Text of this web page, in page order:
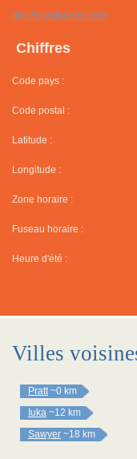
http://cityofprattks.com
Chiffres
Code pays :
Code postal :
Latitude :
Longitude :
Zone horaire :
Fuseau horaire :
Heure d'été :
Villes
Pratt ~0 km
Iuka ~12 km
Sawyer ~18 km